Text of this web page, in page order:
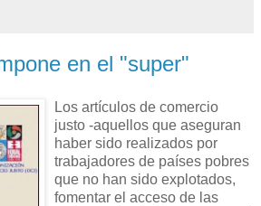
en el "super"
Los artículos de comercio
justo -aquellos que aseguran
haber sido realizados por
trabajadores de países pobres
que no han sido explotados,
fomentar el acceso de las